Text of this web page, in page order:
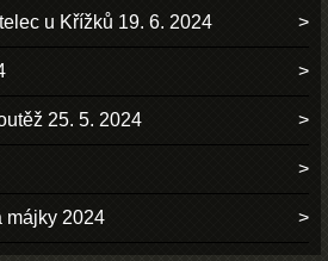
u Křížků 19. 6. 2024
25. 5. 2024
májky 2024